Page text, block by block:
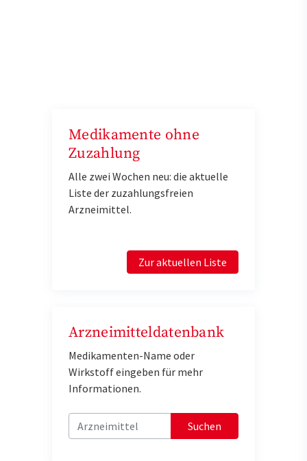
Medikamente ohne
Zuzahlung
Alle zwei Wochen neu: die aktuelle
Liste der zuzahlungsfreien
Arzneimittel.
Zur aktuellen Liste
Arzneimitteldatenbank
Medikamenten-Name oder
Wirkstoff eingeben für mehr
Informationen.
Suchen